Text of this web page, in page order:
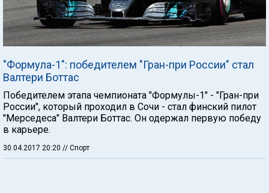
"Формула-1": победителем "Гран-при России" стал
Валтери Боттас
Победителем этапа чемпионата "Формулы-1" - "Гран-при
России", который проходил в Сочи - стал финский пилот
"Мерседеса" Валтери Боттас. Он одержал первую победу
в карьере.
30.04.2017 20:20 // Спорт